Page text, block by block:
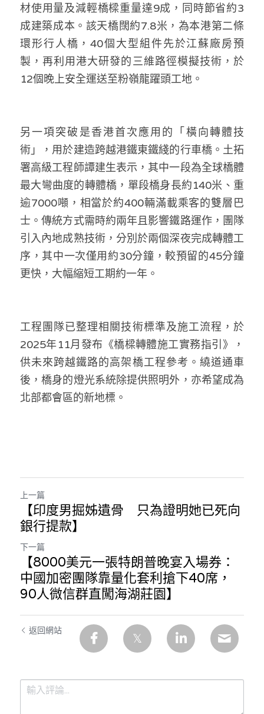
材使用量及減輕橋樑重量達9成，同時節省約3
成建築成本。該天橋闊約7.8米，為本港第二條
環形行人橋，40個大型組件先於江蘇廠房預
製，再利用港大研發的三維路徑模擬技術，於
12個晚上安全運送至粉嶺龍躍頭工地。
另一項突破是香港首次應用的「橫向轉體技
術」，用於建造跨越港鐵東鐵綫的行車橋。土拓
署高級工程師譚建生表示，其中一段為全球橋體
最大彎曲度的轉體橋，單段橋身長約140米、重
逾7000噸，相當於約400輛滿載乘客的雙層巴
士。傳統方式需時約兩年且影響鐵路運作，團隊
引入內地成熟技術，分別於兩個深夜完成轉體工
序，其中一次僅用約30分鐘，較預留的45分鐘
更快，大幅縮短工期約一年。
工程團隊已整理相關技術標準及施工流程，於
2025年11月發布《橋樑轉體施工實務指引》，
供未來跨越鐵路的高架橋工程參考。繞道通車
後，橋身的燈光系統除提供照明外，亦希望成為
北部都會區的新地標。
上一篇
【印度男掘姊遺骨 只為證明她已死向
銀行提款】
下一篇
【8000美元一張特朗普晚宴入場券：
中國加密團隊靠量化套利搶下40席，
90人微信群直闖海湖莊園】
返回網站